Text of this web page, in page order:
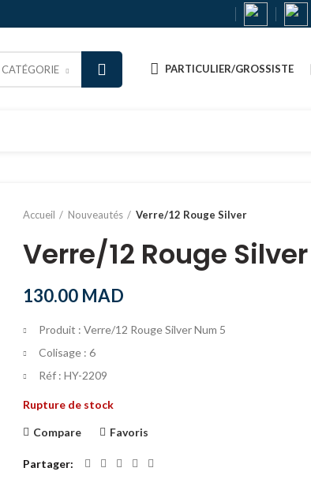
PARTICULIER/GROSSISTE
Accueil Nouveautés Verre/12 Rouge Silver
Verre/12 Rouge Silver
130.00 MAD
Produit : Verre/12 Rouge Silver Num 5
Colisage : 6
Réf : HY-2209
Rupture de stock
Compare Favoris
Partager